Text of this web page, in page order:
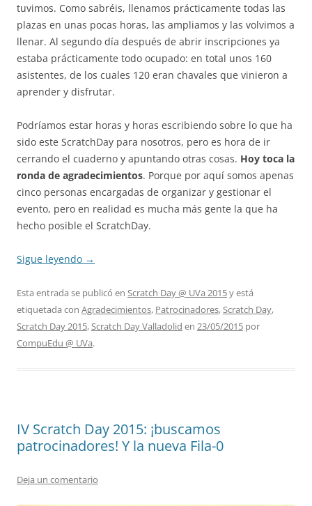
tuvimos. Como sabréis, llenamos prácticamente todas las
plazas en unas pocas horas, las ampliamos y las volvimos a
llenar. Al segundo día después de abrir inscripciones ya
estaba prácticamente todo ocupado: en total unos 160
asistentes, de los cuales 120 eran chavales que vinieron a
aprender y disfrutar.
Podríamos estar horas y horas escribiendo sobre lo que ha
sido este ScratchDay para nosotros, pero es hora de ir
cerrando el cuaderno y apuntando otras cosas. Hoy toca la
ronda de agradecimientos. Porque por aquí somos apenas
cinco personas encargadas de organizar y gestionar el
evento, pero en realidad es mucha más gente la que ha
hecho posible el ScratchDay.
Sigue leyendo →
Esta entrada se publicó en Scratch Day @ UVa 2015y está
etiquetada con Agradecimientos, Patrocinadores,Scratch Day,
Scratch Day 2015,Scratch Day Valladolid en 23/05/2015 por
CompuEdu @ UVa.
IV Scratch Day 2015: ¡buscamos
patrocinadores! Y la nueva Fila-0
Deja un comentario